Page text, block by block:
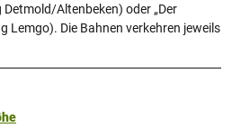
Detmold/Altenbeken) oder „Der
Lemgo). Die Bahnen verkehren jeweils